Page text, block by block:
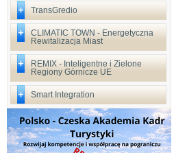
TransGredio
CLIMATIC TOWN - Energetyczna
Rewitalizacja Miast
REMIX - Inteligentne i Zielone
Regiony Górnicze UE
Smart Integration